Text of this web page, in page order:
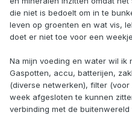
die niet is bedoelt om in te
leven op groenten en wat vis,
doet er niet toe voor een
Na mijn voeding en water wil ik
Gaspotten, accu, batterijen,
(diverse netwerken), filter
week afgesloten te kunnen
verbinding met de